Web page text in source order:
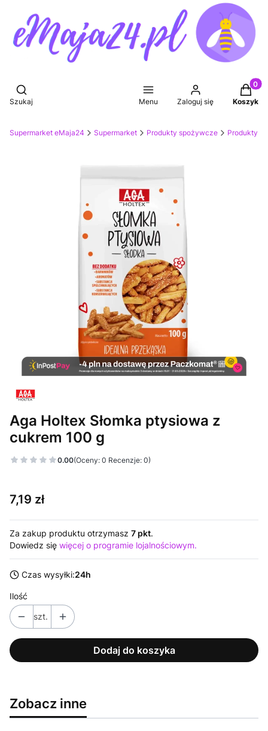
Otwórz wyszukiwarkę
Szukaj Menu Zaloguj się Koszyk
Supermarket eMaja24 Supermarket Produkty spożywcze Produkty
Aga Holtex Słomka ptysiowa z
cukrem 100 g
0.00(Oceny: 0 Recenzje: 0)
Cena
7,19 zł
Za zakup produktu otrzymasz 7 pkt.
Dowiedz się więcej o programie lojalnościowym.
Czas wysyłki:24h
Ilość
szt.
Dodaj do koszyka
Zobacz inne